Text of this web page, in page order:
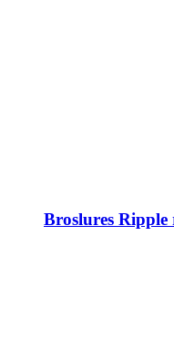
Broslures Ripple